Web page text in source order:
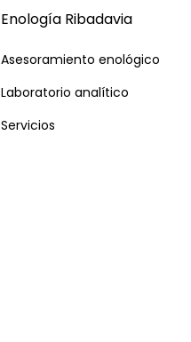
Enología Ribadavia
Asesoramiento enológico
Laboratorio analítico
Servicios